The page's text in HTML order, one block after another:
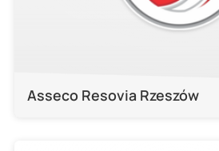
Asseco Resovia Rzeszów